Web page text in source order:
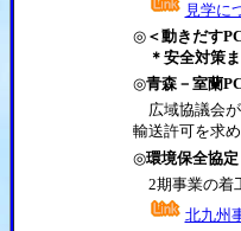
見学に
◎＜動きだす
＊安全対策
◎青森－室蘭
広域協議会が
輸送許可を求
◎環境保全協
2期事業の着
北九州